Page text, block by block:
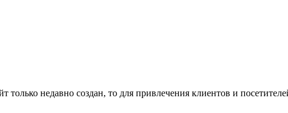
недавно создан, то для привлечения клиентов и